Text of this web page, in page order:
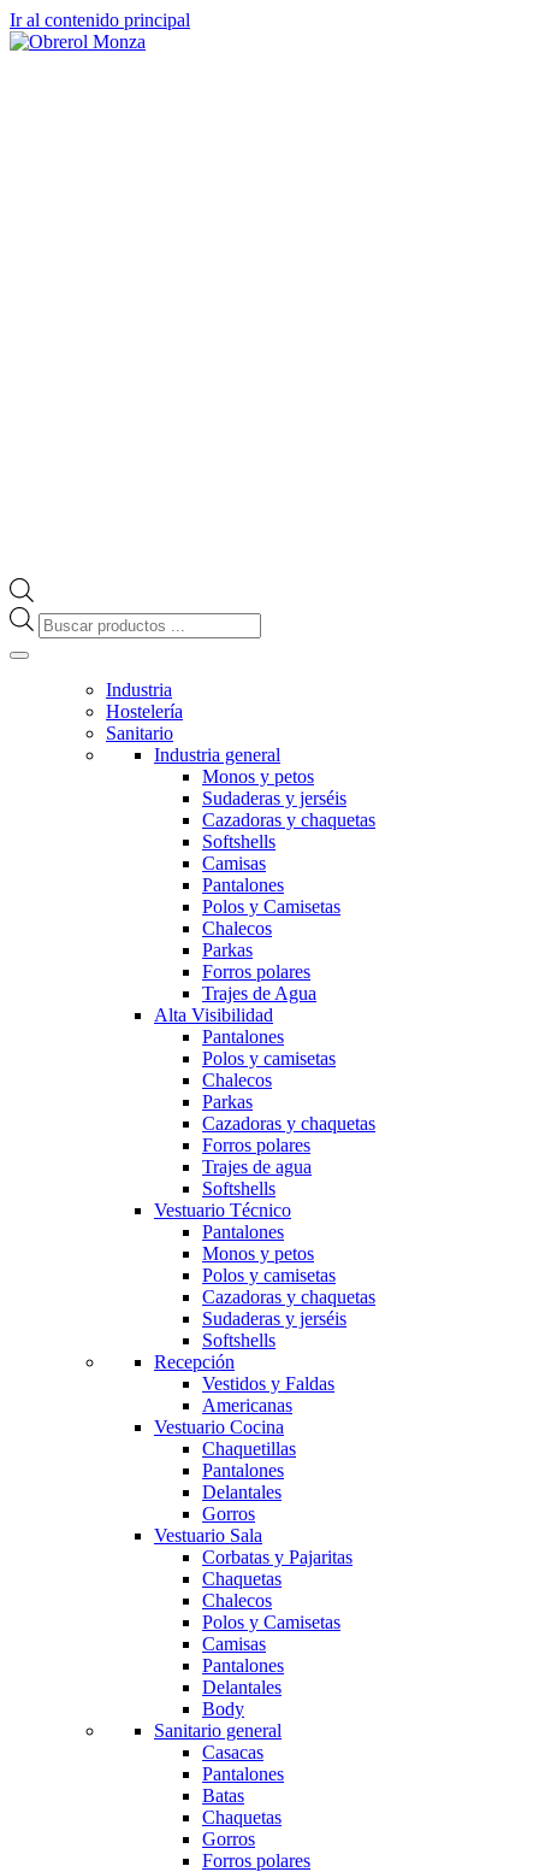
Ir al contenido principal
Búsqueda
de
Industria
Hostelería
Sanitario
Industria general
Monos y petos
Sudaderas y jerséis
Cazadoras y chaquetas
Softshells
Camisas
Pantalones
Polos y Camisetas
Chalecos
Parkas
Forros polares
Trajes de Agua
Alta Visibilidad
Pantalones
Polos y camisetas
Chalecos
Parkas
Cazadoras y chaquetas
Forros polares
Trajes de agua
Softshells
Vestuario Técnico
Pantalones
Monos y petos
Polos y camisetas
Cazadoras y chaquetas
Sudaderas y jerséis
Softshells
Recepción
Vestidos y Faldas
Americanas
Vestuario Cocina
Chaquetillas
Pantalones
Delantales
Gorros
Vestuario Sala
Corbatas y Pajaritas
Chaquetas
Chalecos
Polos y Camisetas
Camisas
Pantalones
Delantales
Body
Sanitario general
Casacas
Pantalones
Batas
Chaquetas
Gorros
Forros polares